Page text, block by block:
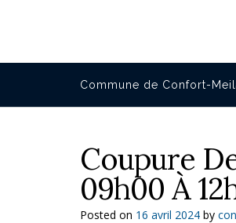
Commune de Confort-
Coupure
09h00 À
Posted on 16 avril 2024 by